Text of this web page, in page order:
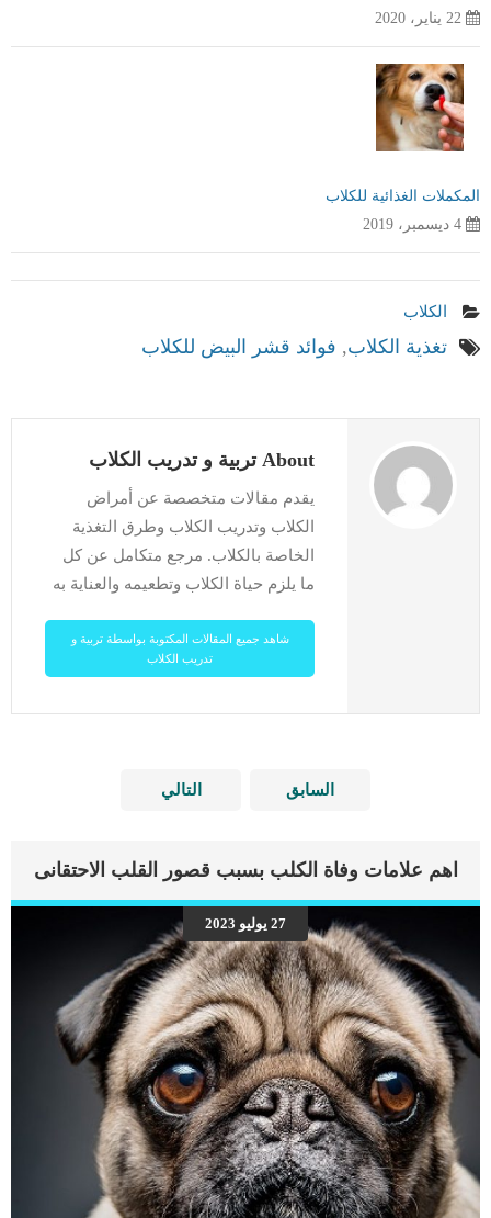
22 يناير، 2020
المكملات الغذائية للكلاب
4 ديسمبر، 2019
الكلاب
تغذية الكلاب, فوائد قشر البيض للكلاب
About تربية و تدريب الكلاب
يقدم مقالات متخصصة عن أمراض
الكلاب وتدريب الكلاب وطرق التغذية
الخاصة بالكلاب. مرجع متكامل عن كل
ما يلزم حياة الكلاب وتطعيمه والعناية به
شاهد جميع المقالات المكتوبة بواسطة تربية و
تدريب الكلاب
السابق التالي
اهم علامات وفاة الكلب بسبب قصور القلب الاحتقانى
27 يوليو 2023